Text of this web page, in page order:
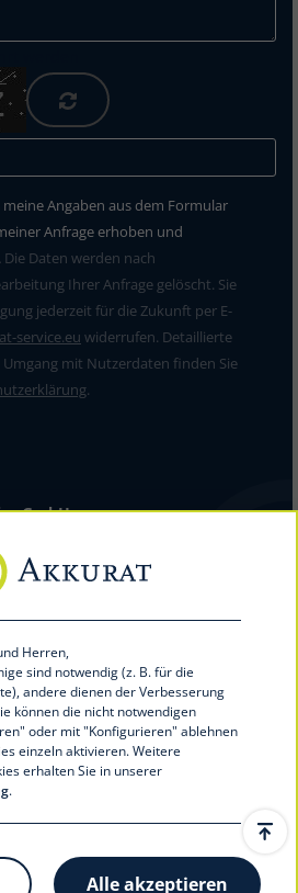
Herren,
sind notwendig (z. B. für die
andere dienen der Verbesserung
können die nicht notwendigen
oder mit "Konfigurieren" ablehnen
einzeln aktivieren. Weitere
erhalten Sie in unserer
.
Alle akzeptieren
Angaben aus dem Formular
Anfrage erhoben und
Die Daten werden nach
Ihrer Anfrage gelöscht. Sie
jederzeit für die Zukunft per E-
service.eu widerrufen. Detaillierte
mit Nutzerdaten finden Sie
.
GmbH
service GmbH